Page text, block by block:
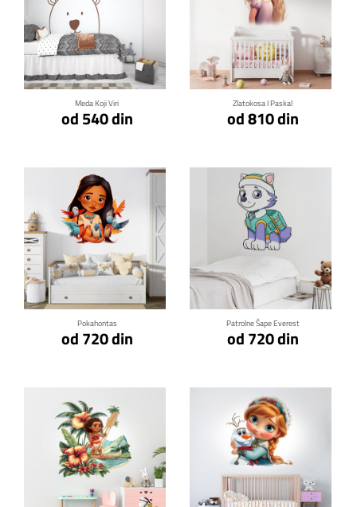
Meda Koji Viri
od 540 din
Klikni za detalje
Zlatokosa I Paskal
od 810 din
Klikni za detalje
Pokahontas
od 720 din
Klikni za detalje
Patrolne Šape Everest
od 720 din
Klikni za detalje Klikni za detalje